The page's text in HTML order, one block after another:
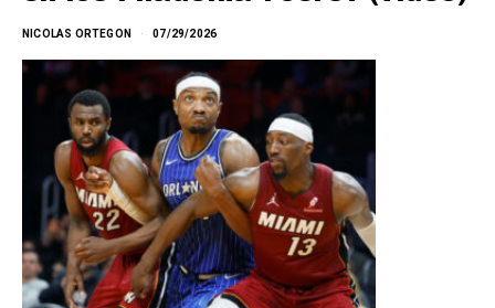
NICOLAS ORTEGON 07/29/2026